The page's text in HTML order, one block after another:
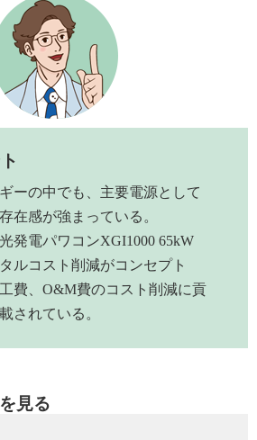
ーの中でも、主要電源として
在感が強まっている。
発電パワコンXGI1000 65kW
ルコスト削減がコンセプト
費、O&M費のコスト削減に貢
されている。
見る